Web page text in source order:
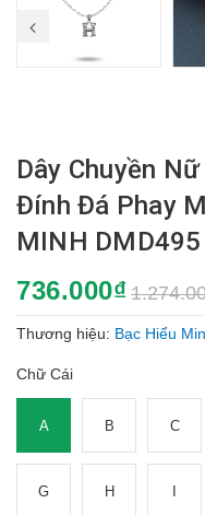
Dây Chuyền
Đính Đá Phay
MINH DMD495
736.000₫
Thương hiệu: Bạc Hiểu
Chữ Cái
A B C
G H